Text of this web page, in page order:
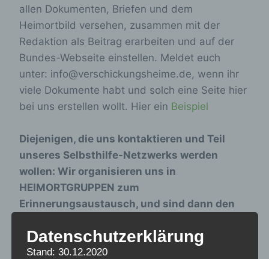
allen Dokumenten, Briefen und dem
Heimortbild versehen, zusammen mit der
Redaktion als Beitrag erarbeiten und auf der
Bundes-Webseite einstellen. Meldet euch
unter: info@verschickungsheime.de, wenn ihr
viele Dokumente habt und solch eine Seite hier
bei uns erstellen wollt. Hier ein Beispiel
Diejenigen, die uns kontaktieren und Teil
unseres Selbsthilfe-Netzwerks werden
wollen: Wir organisieren uns in
HEIMORTGRUPPEN zum
Erinnerungsaustausch, und sind dann den
anderne Heimortgruppen aufmachen oder in
eine schon bstehende eintreten. Wir schaffen
Datenschutzerklärung
Stand: 30.12.2020